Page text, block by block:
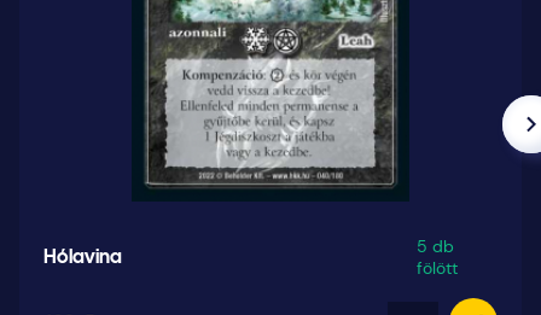
Hólavina
5 db
fölött